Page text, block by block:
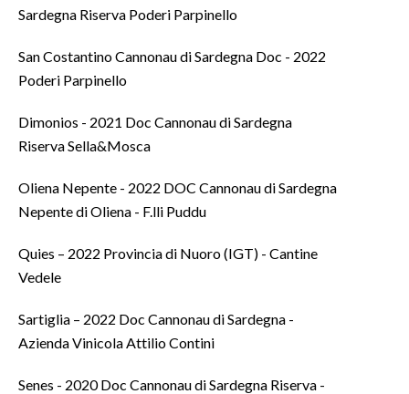
Sardegna Riserva Poderi Parpinello
San Costantino Cannonau di Sardegna Doc - 2022
Poderi Parpinello
Dimonios - 2021 Doc Cannonau di Sardegna
Riserva Sella&Mosca
Oliena Nepente - 2022 DOC Cannonau di Sardegna
Nepente di Oliena - F.lli Puddu
Quies – 2022 Provincia di Nuoro (IGT) - Cantine
Vedele
Sartiglia – 2022 Doc Cannonau di Sardegna -
Azienda Vinicola Attilio Contini
Senes - 2020 Doc Cannonau di Sardegna Riserva -